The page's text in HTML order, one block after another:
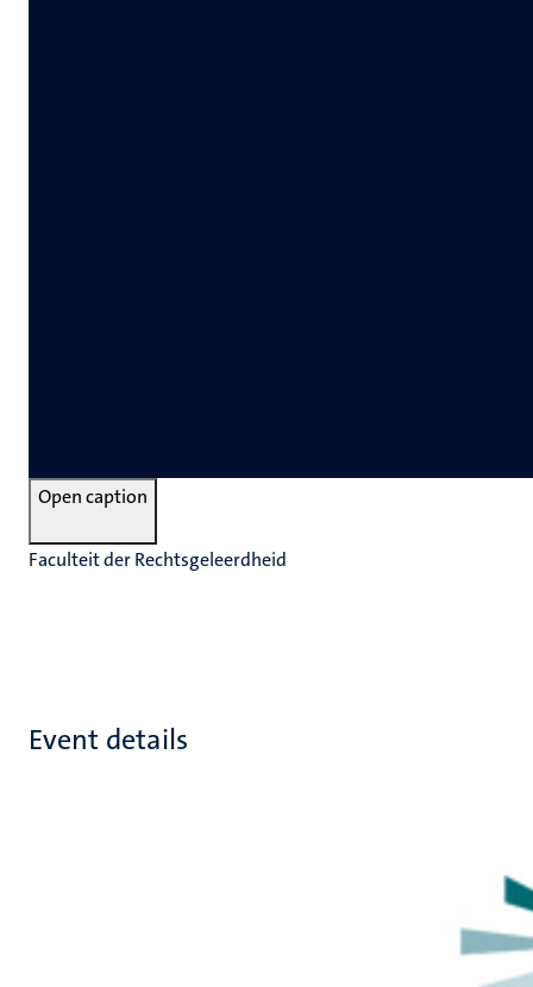
Open caption
Faculteit der Rechtsgeleerdheid
Event details